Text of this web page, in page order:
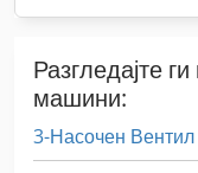
Разгледајте
машини:
3-Насочен Вентил